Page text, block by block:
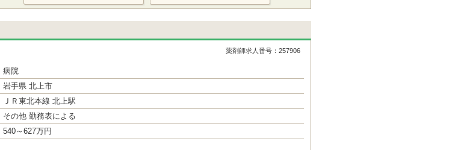
薬剤師求人番号：257906
病院
岩手県 北上市
ＪＲ東北本線 北上駅
その他 勤務表による
540～627万円